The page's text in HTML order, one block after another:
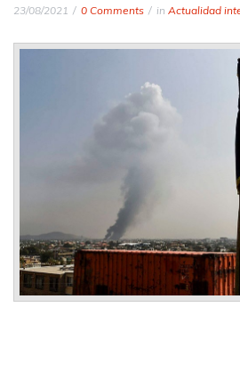
23/08/2021 0 Comments in Actualidad